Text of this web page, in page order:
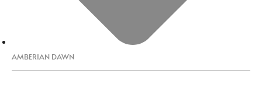
AMBERIAN DAWN